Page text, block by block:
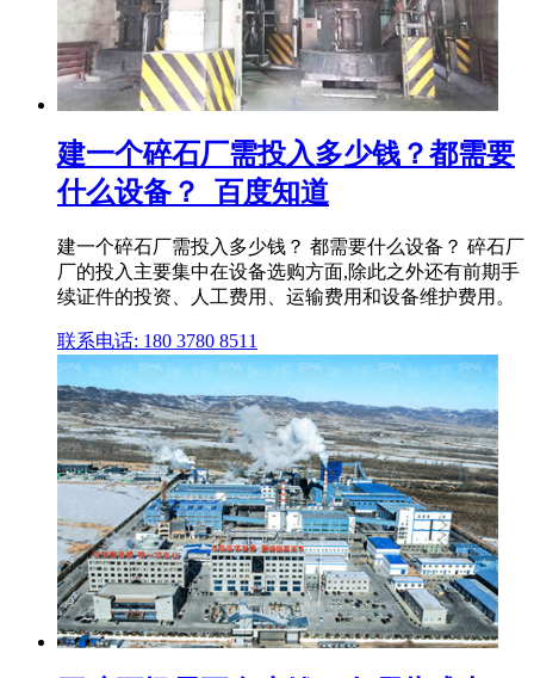
建一个碎石厂需投入多少钱？都需要
什么设备？_百度知道
建一个碎石厂需投入多少钱？ 都需要什么设备？ 碎石厂
厂的投入主要集中在设备选购方面,除此之外还有前期手
续证件的投资、人工费用、运输费用和设备维护费用。
联系电话: 180 3780 8511